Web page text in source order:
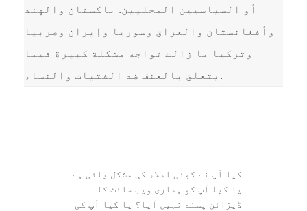
أو السياسيين المحليين. باكستان والهند
وأفغانستان والعراق وسوريا وإيران وصربيا
وتركيا ما زالت تواجه مشكلة كبيرة فيما
يتعلق بالعنف ضد الفتيات والنساء.
کیا آپ نے کوئی املاء کی مشکل پائی ہے
یا کیا آپ کو ہماری ویب سائٹ کا
ڈیزائن پسند نہیں آیا؟ یا کیا آپ کی